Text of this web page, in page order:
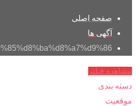
صفحه اصلی
آگهی ها
مشاهده فیلتر
دسته بندی
موقعیت